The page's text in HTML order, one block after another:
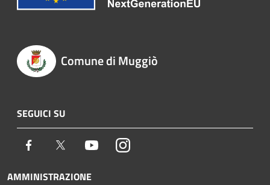
Comune di Muggiò
SEGUICI SU
Facebook Twitter YoutubeInstagram
AMMINISTRAZIONE